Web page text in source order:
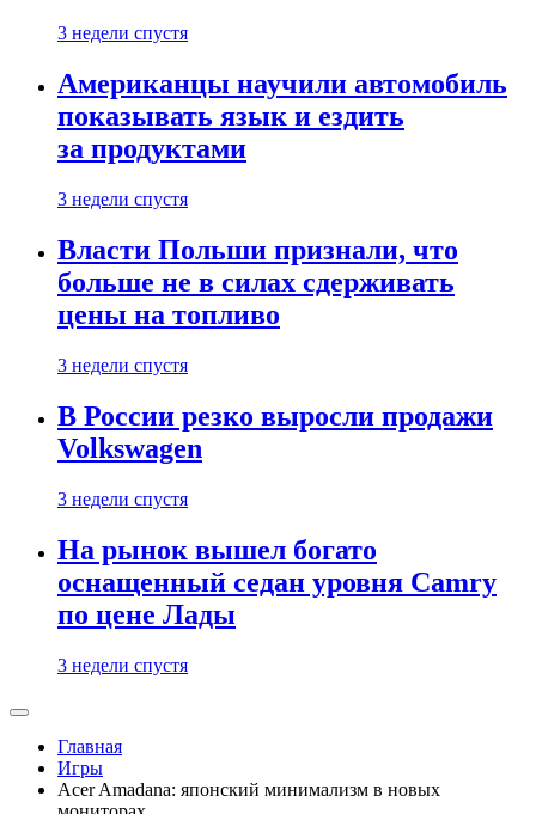
3 недели спустя
Американцы научили автомобиль
показывать язык и ездить
за продуктами
3 недели спустя
Власти Польши признали, что
больше не в силах сдерживать
цены на топливо
3 недели спустя
В России резко выросли продажи
Volkswagen
3 недели спустя
На рынок вышел богато
оснащенный седан уровня Camry
по цене Лады
3 недели спустя
Главная
Игры
Acer Amadana: японский минимализм в новых